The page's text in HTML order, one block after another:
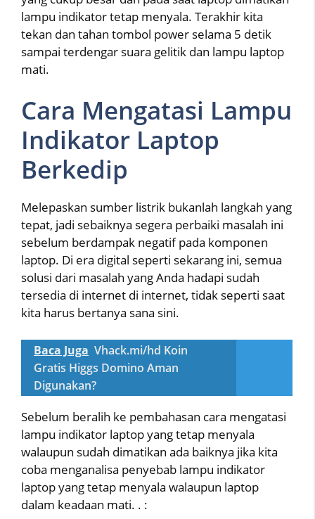
lampu indikator tetap menyala. Terakhir kita
tekan dan tahan tombol power selama 5 detik
sampai terdengar suara gelitik dan lampu laptop
mati.
Cara Mengatasi Lampu
Indikator Laptop
Berkedip
Melepaskan sumber listrik bukanlah langkah yang
tepat, jadi sebaiknya segera perbaiki masalah ini
sebelum berdampak negatif pada komponen
laptop. Di era digital seperti sekarang ini, semua
solusi dari masalah yang Anda hadapi sudah
tersedia di internet di internet, tidak seperti saat
kita harus bertanya sana sini.
Baca Juga Vhack.mi/hd Koin
Gratis Higgs Domino Aman
Digunakan?
Sebelum beralih ke pembahasan cara mengatasi
lampu indikator laptop yang tetap menyala
walaupun sudah dimatikan ada baiknya jika kita
coba menganalisa penyebab lampu indikator
laptop yang tetap menyala walaupun laptop
dalam keadaan mati. . :